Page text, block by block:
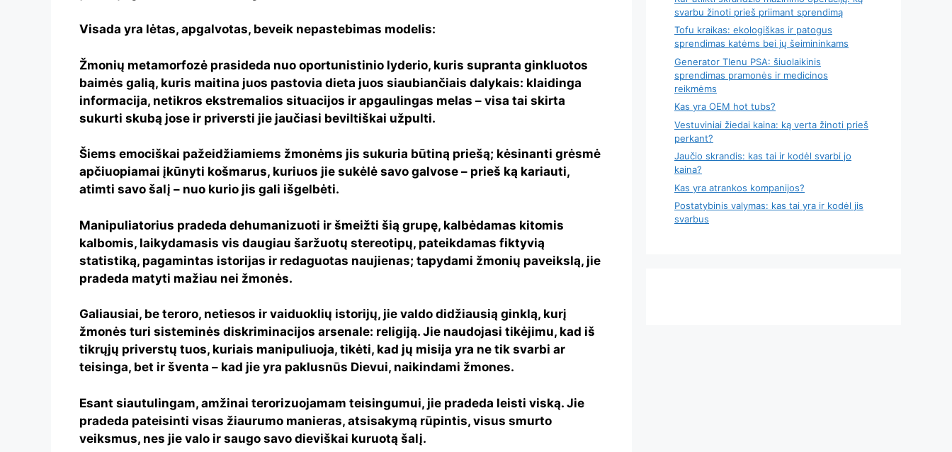
Visada yra lėtas, apgalvotas, beveik nepastebimas modelis:
Žmonių metamorfozė prasideda nuo oportunistinio lyderio, kuris supranta ginkluotos
baimės galią, kuris maitina juos pastovia dieta juos siaubiančiais dalykais: klaidinga
informacija, netikros ekstremalios situacijos ir apgaulingas melas – visa tai skirta
sukurti skubą jose ir priversti jie jaučiasi beviltiškai užpulti.
Šiems emociškai pažeidžiamiems žmonėms jis sukuria būtiną priešą; kėsinanti grėsmė
apčiuopiamai įkūnyti košmarus, kuriuos jie sukėlė savo galvose – prieš ką kariauti,
atimti savo šalį – nuo kurio jis gali išgelbėti.
Manipuliatorius pradeda dehumanizuoti ir šmeižti šią grupę, kalbėdamas kitomis
kalbomis, laikydamasis vis daugiau šaržuotų stereotipų, pateikdamas fiktyvią
statistiką, pagamintas istorijas ir redaguotas naujienas; tapydami žmonių paveikslą, jie
pradeda matyti mažiau nei žmonės.
Galiausiai, be teroro, netiesos ir vaiduoklių istorijų, jie valdo didžiausią ginklą, kurį
žmonės turi sisteminės diskriminacijos arsenale: religiją. Jie naudojasi tikėjimu, kad iš
tikrųjų priverstų tuos, kuriais manipuliuoja, tikėti, kad jų misija yra ne tik svarbi ar
teisinga, bet ir šventa – kad jie yra paklusnūs Dievui, naikindami žmones.
Esant siautulingam, amžinai terorizuojamam teisingumui, jie pradeda leisti viską. Jie
pradeda pateisinti visas žiaurumo manieras, atsisakymą rūpintis, visus smurto
veiksmus, nes jie valo ir saugo savo dieviškai kuruotą šalį.
svarbu žinoti prieš priimant sprendimą
Tofu kraikas: ekologiškas ir patogus
sprendimas katėms bei jų šeimininkams
Generator Tlenu PSA: šiuolaikinis
sprendimas pramonės ir medicinos
reikmėms
Kas yra OEM hot tubs?
Vestuviniai žiedai kaina: ką verta žinoti prieš
perkant?
Jaučio skrandis: kas tai ir kodėl svarbi jo
kaina?
Kas yra atrankos kompanijos?
Postatybinis valymas: kas tai yra ir kodėl jis
svarbus